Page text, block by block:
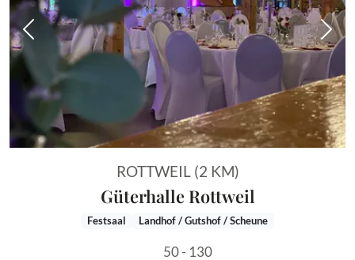
Vorheriges Bild
ROTTWEIL (2 KM)
Güterhalle Rottweil
Festsaal Landhof / Gutshof / Scheune
50 - 130